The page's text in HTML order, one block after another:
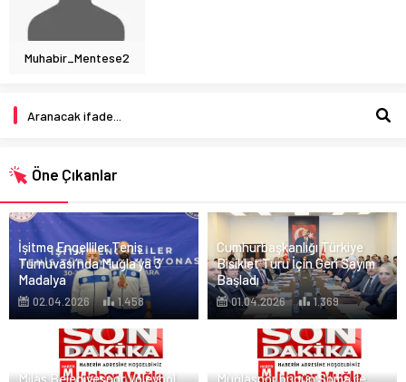
Muhabir_Mentese2
Öne Çıkanlar
İşitme Engelliler Tenis
Turnuvası’nda Muğla’ya 3
Madalya
02.04.2026 1.458
Cumhurbaşkanlığı Türkiye
Bisiklet Turu İçin Geri Sayım
Başladı
01.04.2026 1.369
Milas Belediyespor Voleybol
Muğlaspor bugün Soma ile